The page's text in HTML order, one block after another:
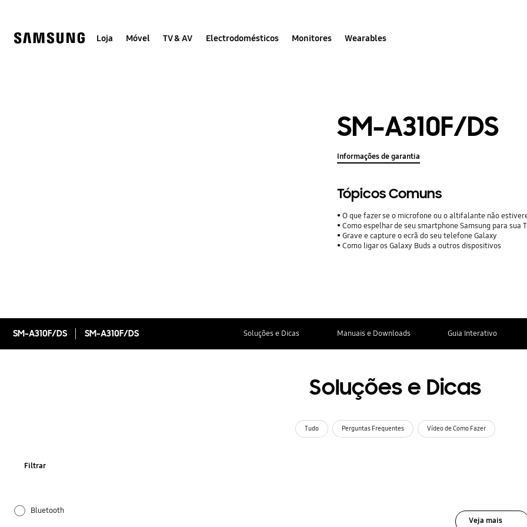
help
Loja Móvel TV & AV Electrodomésticos Monitores Wearables
SM-A310F/DS
Informações de garantia
Tópicos Comuns
O que fazer se o microfone ou o altifalante não
Como espelhar de seu smartphone Samsung para sua
Grave e capture o ecrã do seu telefone Galaxy
Como ligar os Galaxy Buds a outros dispositivos
SM-A310F/DS SM-A310F/DS Soluções e Dicas Manuais e Downloads Guia Interativo
Soluções e Dicas
Tudo Perguntas Frequentes Vídeo de Como Fazer
Filtrar
Bluetooth
Veja mais